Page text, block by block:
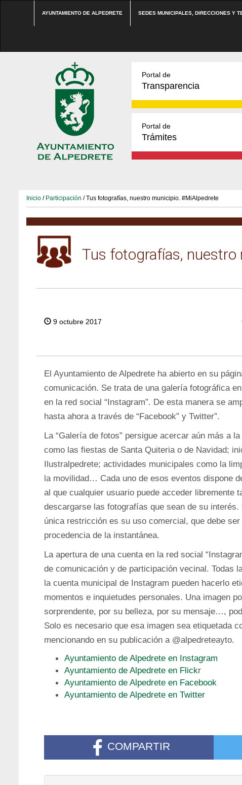
AYUNTAMIENTO DE ALPEDRETE SEDES MUNICIPALES, DIRECCIONES Y
Portal de
Transparencia
Portal de
Trámites
Inicio / Participación / Tus fotografías, nuestro municipio. #MiAlpedrete
Tus fotografías,
9 octubre 2017
El Ayuntamiento de Alpedrete ha abierto en su
comunicación. Se trata de una galería fotográfica
en la red social “Instagram”. De esta manera se
hasta ahora a través de “Facebook” y Twitter”.
La “Galería de fotos” persigue acercar aún más a
como las fiestas de Santa Quiteria o de Navidad;
Ilustralpedrete; actividades municipales como la
la movilidad… Cada uno de esos eventos dispone
al que cualquier usuario puede acceder libremente
descargarse las fotografías que sean de su
única restricción es su uso comercial, que debe
procedencia de la instantánea.
La apertura de una cuenta en la red social
de comunicación y de participación vecinal. Todas
la cuenta municipal de Instagram pueden hacerlo
momentos e inquietudes personales. Una imagen
sorprendente, por su belleza, por su mensaje…,
Solo es necesario que esa imagen sea etiquetada
mencionando en su publicación a @alpedreteayto.
Ayuntamiento de Alpedrete en Instagram
Ayuntamiento de Alpedrete en Flickr
Ayuntamiento de Alpedrete en Facebook
Ayuntamiento de Alpedrete en Twitter
COMPARTIR